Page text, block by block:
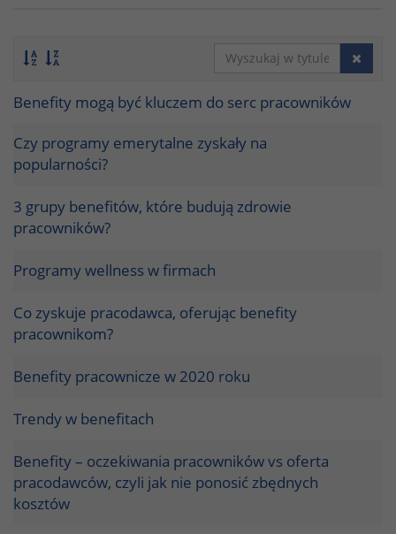
Benefity mogą być kluczem do serc pracowników
Czy programy emerytalne zyskały na
popularności?
3 grupy benefitów, które budują zdrowie
pracowników?
Programy wellness w firmach
Co zyskuje pracodawca, oferując benefity
pracownikom?
Benefity pracownicze w 2020 roku
Trendy w benefitach
Benefity – oczekiwania pracowników vs oferta
pracodawców, czyli jak nie ponosić zbędnych
kosztów